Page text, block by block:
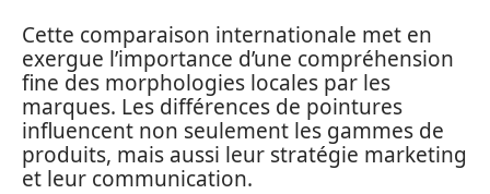
Cette comparaison internationale met en
exergue l’importance d’une compréhension
fine des morphologies locales par les
marques. Les différences de pointures
influencent non seulement les gammes de
produits, mais aussi leur stratégie marketing
et leur communication.